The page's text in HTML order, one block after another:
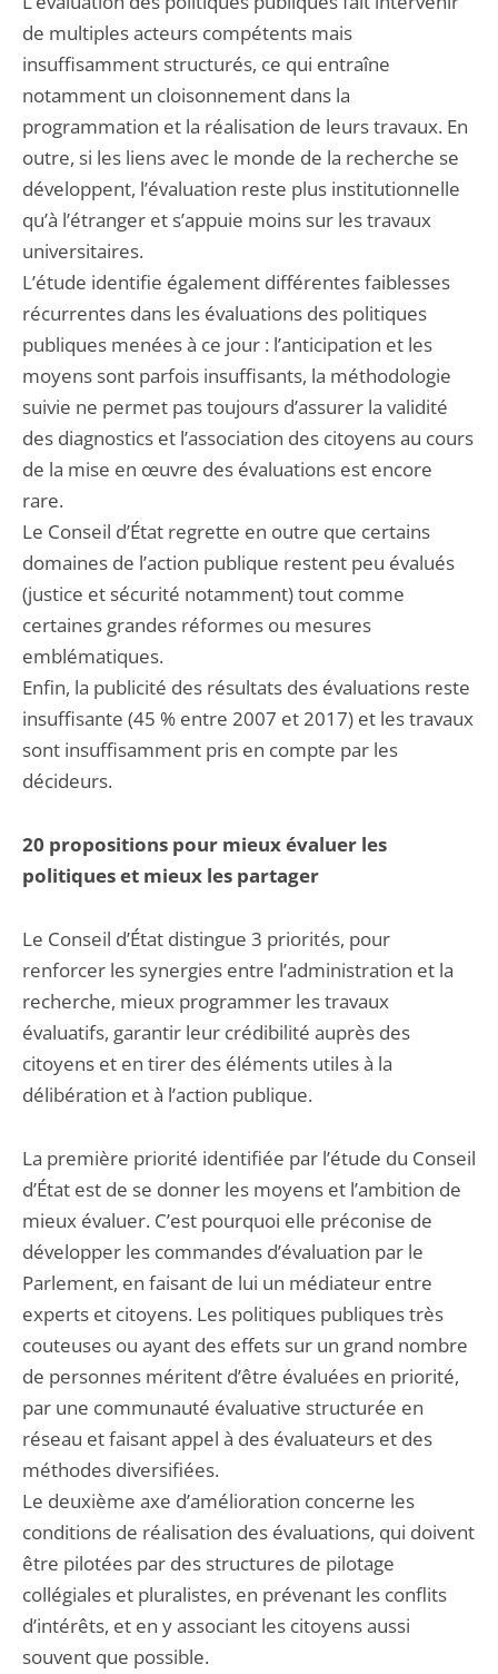
de multiples acteurs compétents mais
insuffisamment structurés, ce qui entraîne
notamment un cloisonnement dans la
programmation et la réalisation de leurs travaux. En
outre, si les liens avec le monde de la recherche se
développent, l’évaluation reste plus institutionnelle
qu’à l’étranger et s’appuie moins sur les travaux
universitaires.
L’étude identifie également différentes faiblesses
récurrentes dans les évaluations des politiques
publiques menées à ce jour : l’anticipation et les
moyens sont parfois insuffisants, la méthodologie
suivie ne permet pas toujours d’assurer la validité
des diagnostics et l’association des citoyens au cours
de la mise en œuvre des évaluations est encore
rare.
Le Conseil d’État regrette en outre que certains
domaines de l’action publique restent peu évalués
(justice et sécurité notamment) tout comme
certaines grandes réformes ou mesures
emblématiques.
Enfin, la publicité des résultats des évaluations reste
insuffisante (45 % entre 2007 et 2017) et les travaux
sont insuffisamment pris en compte par les
décideurs.
20 propositions pour mieux évaluer les
politiques et mieux les partager
Le Conseil d’État distingue 3 priorités, pour
renforcer les synergies entre l’administration et la
recherche, mieux programmer les travaux
évaluatifs, garantir leur crédibilité auprès des
citoyens et en tirer des éléments utiles à la
délibération et à l’action publique.
La première priorité identifiée par l’étude du Conseil
d’État est de se donner les moyens et l’ambition de
mieux évaluer. C’est pourquoi elle préconise de
développer les commandes d’évaluation par le
Parlement, en faisant de lui un médiateur entre
experts et citoyens. Les politiques publiques très
couteuses ou ayant des effets sur un grand nombre
de personnes méritent d’être évaluées en priorité,
par une communauté évaluative structurée en
réseau et faisant appel à des évaluateurs et des
méthodes diversifiées.
Le deuxième axe d’amélioration concerne les
conditions de réalisation des évaluations, qui doivent
être pilotées par des structures de pilotage
collégiales et pluralistes, en prévenant les conflits
d’intérêts, et en y associant les citoyens aussi
souvent que possible.